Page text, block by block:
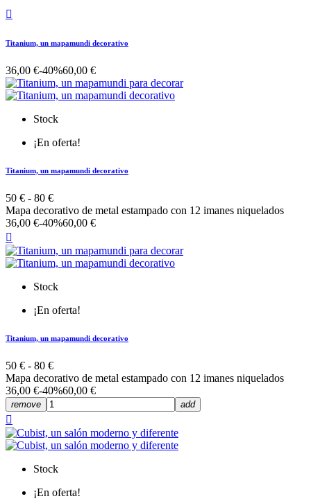

Titanium, un mapamundi decorativo
36,00 €-40%60,00 €
Stock
¡En oferta!
Titanium, un mapamundi decorativo
50 € - 80 €
Mapa decorativo de metal estampado con 12 imanes niquelados
36,00 €-40%60,00 €

Stock
¡En oferta!
Titanium, un mapamundi decorativo
50 € - 80 €
Mapa decorativo de metal estampado con 12 imanes niquelados
36,00 €-40%60,00 €
remove add

Stock
¡En oferta!